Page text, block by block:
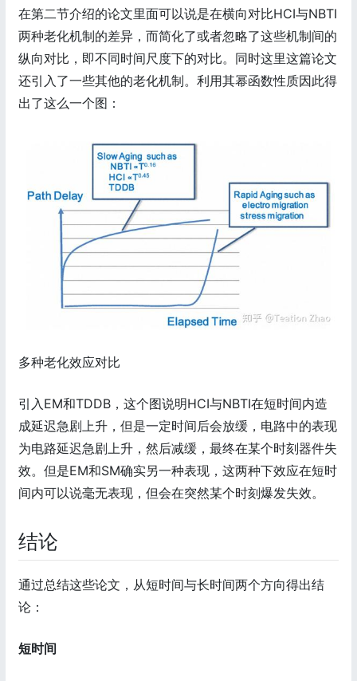
在第二节介绍的论文里面可以说是在横向对比HCI与NBTI
两种老化机制的差异，而简化了或者忽略了这些机制间的
纵向对比，即不同时间尺度下的对比。同时这里这篇论文
还引入了一些其他的老化机制。利用其幂函数性质因此得
出了这么一个图：
多种老化效应对比
引入EM和TDDB，这个图说明HCI与NBTI在短时间内造
成延迟急剧上升，但是一定时间后会放缓，电路中的表现
为电路延迟急剧上升，然后减缓，最终在某个时刻器件失
效。但是EM和SM确实另一种表现，这两种下效应在短时
间内可以说毫无表现，但会在突然某个时刻爆发失效。
结论
通过总结这些论文，从短时间与长时间两个方向得出结
论：
短时间